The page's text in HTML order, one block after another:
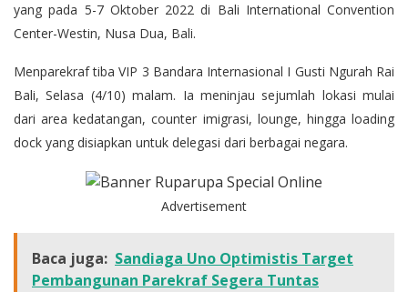
yang pada 5-7 Oktober 2022 di Bali International Convention
Center-Westin, Nusa Dua, Bali.
Menparekraf tiba VIP 3 Bandara Internasional I Gusti Ngurah Rai
Bali, Selasa (4/10) malam. Ia meninjau sejumlah lokasi mulai
dari area kedatangan, counter imigrasi, lounge, hingga loading
dock yang disiapkan untuk delegasi dari berbagai negara.
Advertisement
Baca juga: Sandiaga Uno Optimistis Target
Pembangunan Parekraf Segera Tuntas